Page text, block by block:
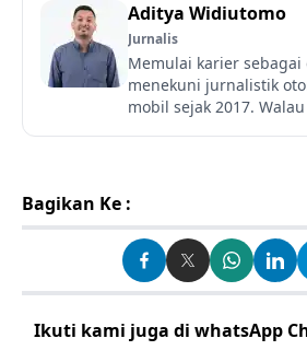
Aditya Widiutomo
Jurnalis
Memulai karier
menekuni jurnalistik
mobil sejak 2017.
Bagikan Ke :
Ikuti kami juga di whatsApp